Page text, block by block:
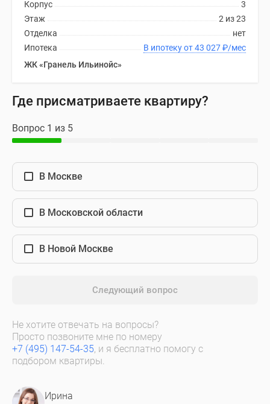
3
Корпус
2 из 23
Этаж
нет
Отделка
В ипотеку от 43 027₽/мес
Ипотека
ЖК «Гранель Ильинойс»
Где присматриваете квартиру?
Вопрос 1 из 5
В Москве
В Московской области
В Новой Москве
Следующий вопрос
Не хотите отвечать на вопросы?
Просто позвоните мне по номеру
+7 (495) 147-54-35, и я бесплатно помогу с
подбором квартиры.
Ирина